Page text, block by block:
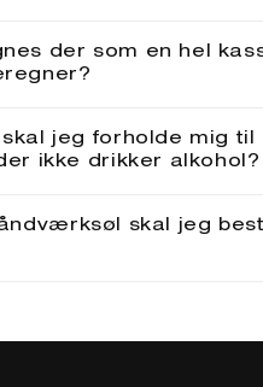
der som en hel
skal jeg forholde mig til
ikke drikker alkohol?
skal jeg